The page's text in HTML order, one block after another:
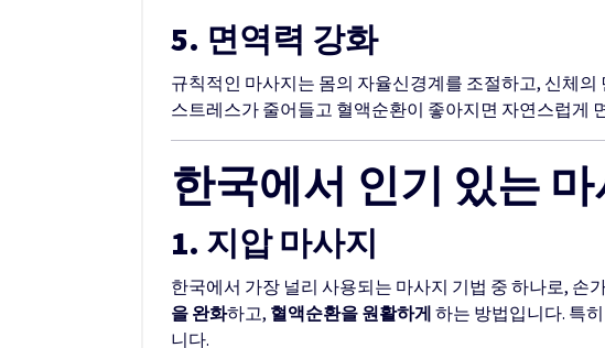
5. 면역력 강화
규칙적인 마사지는 몸의 자율신경계를 조절하고, 신체
스트레스가 줄어들고 혈액순환이 좋아지면 자연스럽게
한국에서 인기 있는
1. 지압 마사지
한국에서 가장 널리 사용되는 마사지 기법 중 하나로, 손
을 완화하고, 혈액순환을 원활하게 하는 방법입니다. 특히
니다.